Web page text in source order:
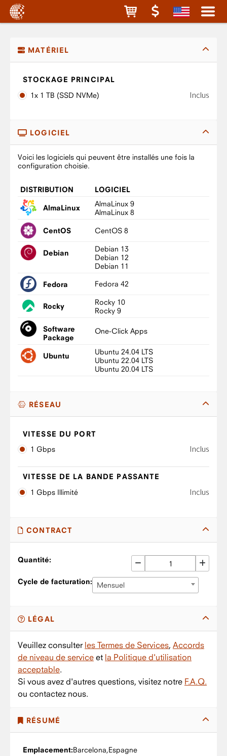
MATÉRIEL
STOCKAGE PRINCIPAL
1x 1 TB (SSD NVMe)
Inclus
LOGICIEL
Voici les logiciels qui peuvent être installés une fois la
configuration choisie.
DISTRIBUTION LOGICIEL
AlmaLinux
AlmaLinux 9
AlmaLinux 8
CentOS CentOS 8
Debian
Debian 13
Debian 12
Debian 11
Fedora Fedora 42
Rocky
Rocky 10
Rocky 9
Software
Package
One-Click Apps
Ubuntu
Ubuntu 24.04 LTS
Ubuntu 22.04 LTS
Ubuntu 20.04 LTS
RÉSEAU
VITESSE DU PORT
1 Gbps
Inclus
VITESSE DE LA BANDE PASSANTE
1 Gbps Illimité
Inclus
CONTRACT
Quantité:
Cycle de facturation: Mensuel
LÉGAL
Veuillez consulter les Termes de Services, Accords
de niveau de service et la Politique d'utilisation
acceptable.
Si vous avez d'autres questions, visitez notre F.A.Q.
ou contactez nous.
RÉSUMÉ
Emplacement:Barcelona,Espagne